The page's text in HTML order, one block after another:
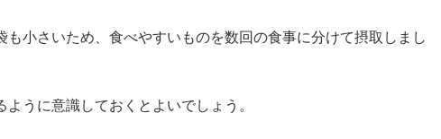
も小さいため、食べやすいものを数回の食事に分けて摂取しまし
うに意識しておくとよいでしょう。